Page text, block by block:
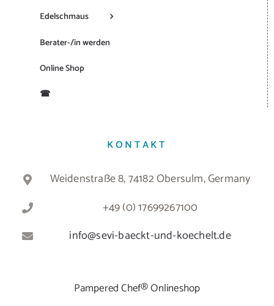
Edelschmaus
Berater-/in werden
Online Shop
☎
KONTAKT
Weidenstraße 8, 74182 Obersulm, Germany
+49 (0) 17699267100
info@sevi-baeckt-und-koechelt.de
Pampered Chef® Onlineshop